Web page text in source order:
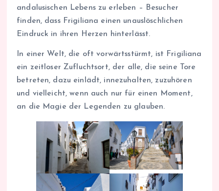
andalusischen Lebens zu erleben – Besucher
finden, dass Frigiliana einen unauslöschlichen
Eindruck in ihren Herzen hinterlässt.
In einer Welt, die oft vorwärtsstürmt, ist Frigiliana
ein zeitloser Zufluchtsort, der alle, die seine Tore
betreten, dazu einlädt, innezuhalten, zuzuhören
und vielleicht, wenn auch nur für einen Moment,
an die Magie der Legenden zu glauben.